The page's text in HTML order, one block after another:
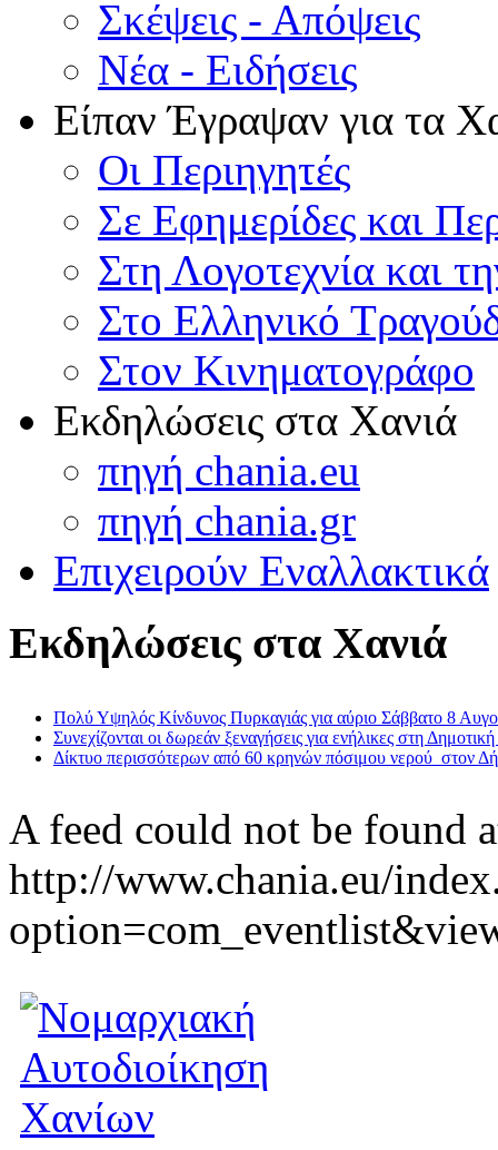
Σκέψεις - Απόψεις
Νέα - Ειδήσεις
Είπαν Έγραψαν για τα
Οι Περιηγητές
Σε Εφημερίδες και
Στη Λογοτεχνία και
Στο Ελληνικό
Στον Κινηματογράφο
Εκδηλώσεις στα Χανιά
πηγή chania.eu
πηγή chania.gr
Επιχειρούν Εναλλακτικά
Εκδηλώσεις στα Χανιά
Πολύ Υψηλός Κίνδυνος Πυρκαγιάς για αύριο Σάββατο 8
Συνεχίζονται οι δωρεάν ξεναγήσεις για ενήλικες στη
Δίκτυο περισσότερων από 60 κρηνών πόσιμου νερού στον
A feed could not be found
http://www.chania.eu/